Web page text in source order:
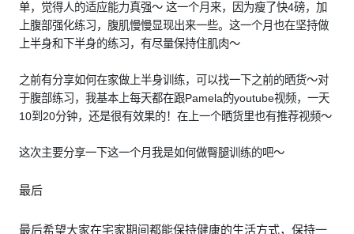
单，觉得人的适应能力真强～ 这一个月来，因为瘦了快4磅，加
上腹部强化练习，腹肌慢慢显现出来一些。这一个月也在坚持做
上半身和下半身的练习，有尽量保持住肌肉～
之前有分享如何在家做上半身训练，可以找一下之前的晒货～对
于腹部练习，我基本上每天都在跟Pamela的youtube视频，一天
10到20分钟，还是很有效果的！在上一个晒货里也有推荐视频～
这次主要分享一下这一个月我是如何做臀腿训练的吧～
最后
最后希望大家在宅家期间都能保持健康的生活方式，保持一